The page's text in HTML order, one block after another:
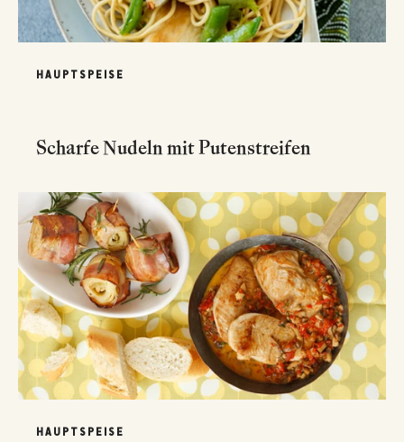
HAUPTSPEISE
Scharfe Nudeln mit Putenstreifen
HAUPTSPEISE